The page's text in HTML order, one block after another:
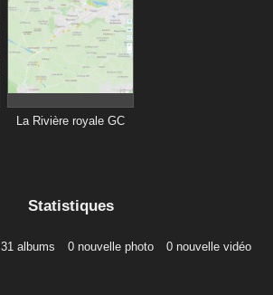
La Rivière royale GC
Statistiques
31 albums 0 nouvelle photo 0 nouvelle vidéo